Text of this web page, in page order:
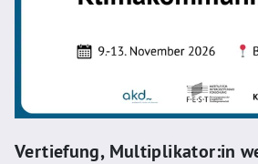
Vertiefung, Multiplikator:in